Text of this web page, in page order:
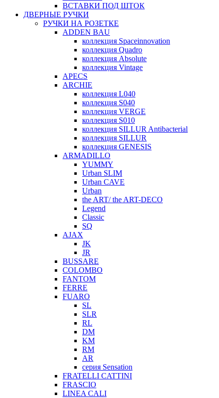
ВСТАВКИ ПОД ШТОК
ДВЕРНЫЕ РУЧКИ
РУЧКИ НА РОЗЕТКЕ
ADDEN BAU
коллекция Spaceinnovation
коллекция Quadro
коллекция Absolute
коллекция Vintage
APECS
ARCHIE
коллекция L040
коллекция S040
коллекция VERGE
коллекция S010
коллекция SILLUR Antibacterial
коллекция SILLUR
коллекция GENESIS
ARMADILLO
YUMMY
Urban SLIM
Urban CAVE
Urban
the ART/ the ART-DECO
Legend
Classic
SQ
AJAX
JK
JR
BUSSARE
COLOMBO
FANTOM
FERRE
FUARO
SL
SLR
RL
DM
KM
RM
AR
серия Sensation
FRATELLI CATTINI
FRASCIO
LINEA CALI